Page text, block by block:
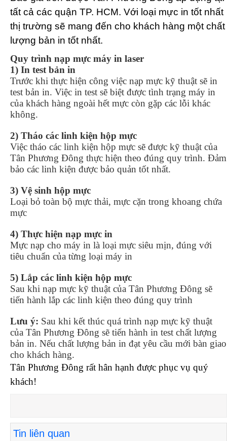
tất cả các quận TP. HCM. Với loại mực in tốt nhất
thị trường sẽ mang đến cho khách hàng một chất
lượng bản in tốt nhất.
Quy trình nạp mực máy in laser
1) In test bản in
Trước khi thực hiện công việc nạp mực kỹ thuật sẽ in
test bản in. Việc in test sẽ biệt được tình trạng máy in
của khách hàng ngoài hết mực còn gặp các lỗi khác
không.
2) Tháo các linh kiện hộp mực
Việc tháo các linh kiện hộp mực sẽ được kỹ thuật của
Tân Phương Đông thực hiện theo đúng quy trình. Đảm
bảo các linh kiện được bảo quản tốt nhất.
3) Vệ sinh hộp mực
Loại bỏ toàn bộ mực thải, mực cặn trong khoang chứa
mực
4) Thực hiện nạp mực in
Mực nạp cho máy in là loại mực siêu mịn, đúng với
tiêu chuẩn của từng loại máy in
5) Lắp các linh kiện hộp mực
Sau khi nạp mực kỹ thuật của Tân Phương Đông sẽ
tiến hành lắp các linh kiện theo đúng quy trình
Lưu ý: Sau khi kết thúc quá trình nạp mực kỹ thuật
của Tân Phương Đông sẽ tiến hành in test chất lượng
bản in. Nếu chất lượng bản in đạt yêu cầu mới bàn giao
cho khách hàng.
Tân Phương Đông rất hân hạnh được phục vụ quý
khách!
Tin liên quan